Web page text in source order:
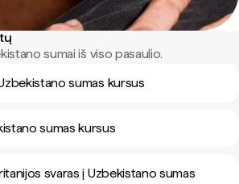
sumai iš viso pasaulio.
sumas kursus
sumas kursus
svaras į Uzbekistano sumas